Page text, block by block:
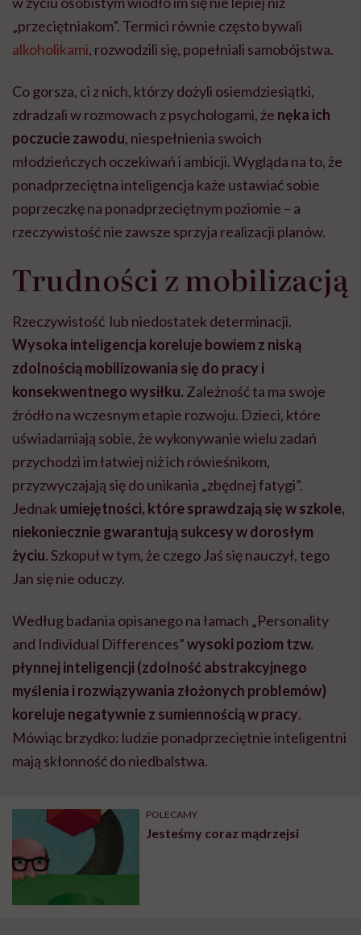
„przeciętniakom”. Termici równie często bywali
alkoholikami, rozwodzili się, popełniali samobójstwa.
Co gorsza, ci z nich, którzy dożyli osiemdziesiątki,
zdradzali w rozmowach z psychologami, że nęka ich
poczucie zawodu, niespełnienia swoich
młodzieńczych oczekiwań i ambicji. Wygląda na to, że
ponadprzeciętna inteligencja każe ustawiać sobie
poprzeczkę na ponadprzeciętnym poziomie – a
rzeczywistość nie zawsze sprzyja realizacji planów.
Trudności z mobilizacją
Rzeczywistość lub niedostatek determinacji.
Wysoka inteligencja koreluje bowiem z niską
zdolnością mobilizowania się do pracy i
konsekwentnego wysiłku. Zależność ta ma swoje
źródło na wczesnym etapie rozwoju. Dzieci, które
uświadamiają sobie, że wykonywanie wielu zadań
przychodzi im łatwiej niż ich rówieśnikom,
przyzwyczajają się do unikania „zbędnej fatygi”.
Jednak umiejętności, które sprawdzają się w szkole,
niekoniecznie gwarantują sukcesy w dorosłym
życiu. Szkopuł w tym, że czego Jaś się nauczył, tego
Jan się nie oduczy.
Według badania opisanego na łamach „Personality
and Individual Differences”wysoki poziom tzw.
płynnej inteligencji (zdolność abstrakcyjnego
myślenia i rozwiązywania złożonych problemów)
koreluje negatywnie z sumiennością w pracy.
Mówiąc brzydko: ludzie ponadprzeciętnie inteligentni
mają skłonność do niedbalstwa.
POLECAMY
Jesteśmy coraz mądrzejsi